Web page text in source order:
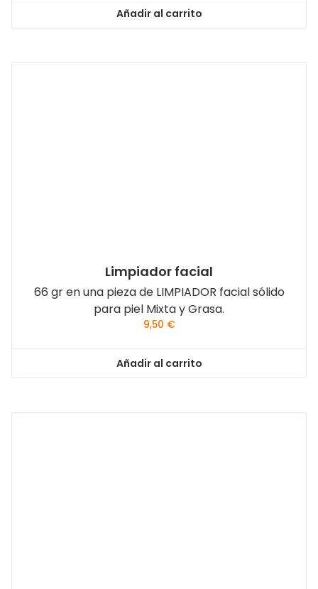
Añadir al carrito
Limpiador facial
66 gr en una pieza de LIMPIADOR facial sólido
para piel Mixta y Grasa.
9,50 €
Añadir al carrito